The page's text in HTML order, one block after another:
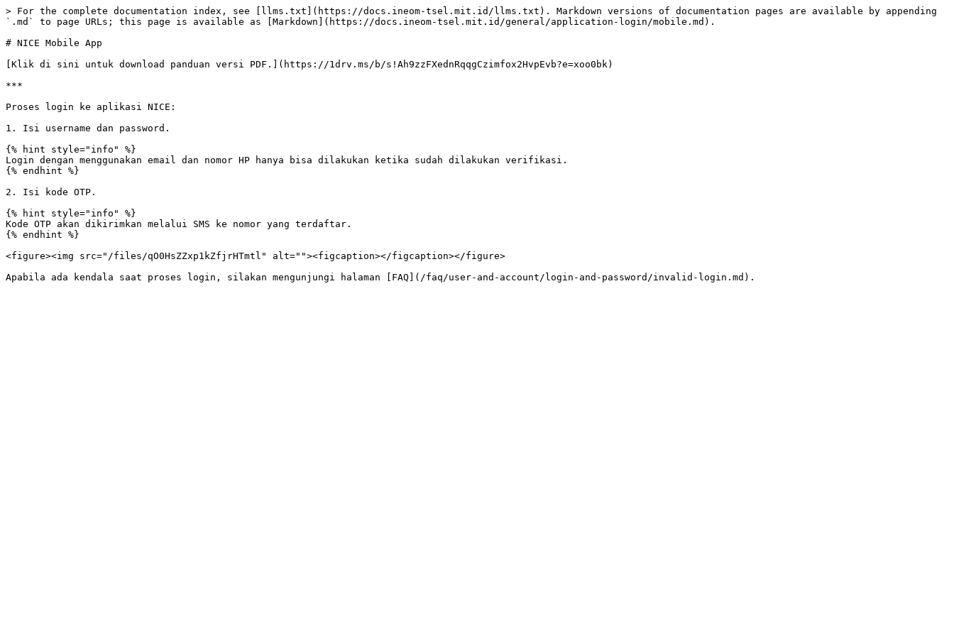
> For the complete documentation index, see [llms.txt](https://docs.ineom-tsel.mit.id/llms.txt). Markdown versions of documentation pages are available by appending
`.md` to page URLs; this page is available as [Markdown](https://docs.ineom-tsel.mit.id/general/application-login/mobile.md).
# NICE Mobile App
[Klik di sini untuk download panduan versi PDF.](https://1drv.ms/b/s!Ah9zzFXednRqqgCzimfox2HvpEvb?e=xoo0bk)
***
Proses login ke aplikasi NICE:
1. Isi username dan password.
{% hint style="info" %}
Login dengan menggunakan email dan nomor HP hanya bisa dilakukan ketika sudah dilakukan verifikasi.
{% endhint %}
2. Isi kode OTP.
{% hint style="info" %}
Kode OTP akan dikirimkan melalui SMS ke nomor yang terdaftar.
{% endhint %}
<figure><img src="/files/qO0HsZZxp1kZfjrHTmtl" alt=""><figcaption></figcaption></figure>